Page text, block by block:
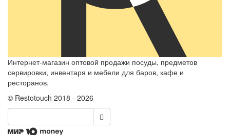
Интернет-магазин оптовой продажи посуды, предметов
сервировки, инвентаря и мебели для баров, кафе и
ресторанов.
© Restotouch 2018 - 2026